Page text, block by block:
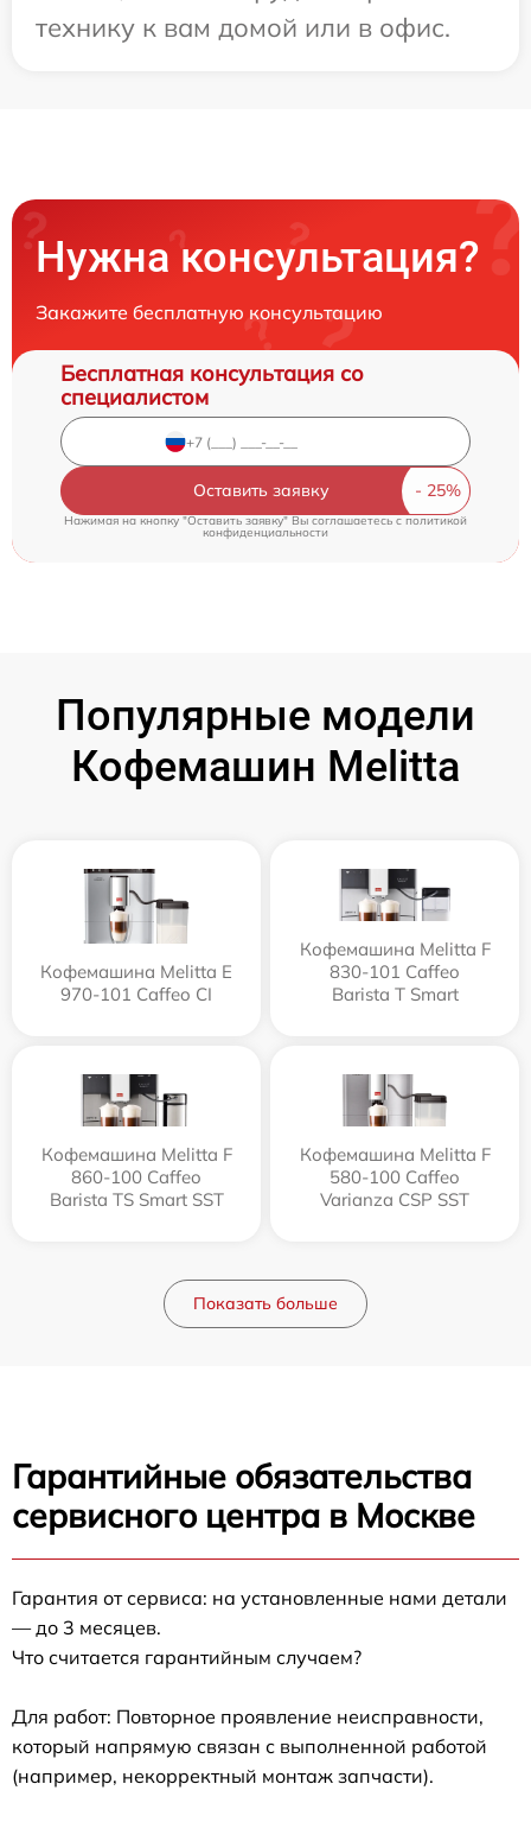
технику к вам домой или в офис.
Нужна консультация?
Закажите бесплатную консультацию
Бесплатная консультация со
специалистом
Оставить заявку
Нажимая на кнопку "Оставить заявку" Вы соглашаетесь cполитикой
конфиденциальности
Популярные модели
Кофемашин Melitta
Кофемашина Melitta Е
970-101 Caffeo CI
Кофемашина Melitta F
830-101 Caffeo
Barista T Smart
Кофемашина Melitta F
860-100 Caffeo
Barista TS Smart SST
Кофемашина Melitta F
580-100 Caffeo
Varianza CSP SST
Показать больше
Гарантийные обязательства
сервисного центра в Москве
Гарантия от сервиса: на установленные нами детали
— до 3 месяцев.
Что считается гарантийным случаем?
Для работ: Повторное проявление неисправности,
который напрямую связан с выполненной работой
(например, некорректный монтаж запчасти).